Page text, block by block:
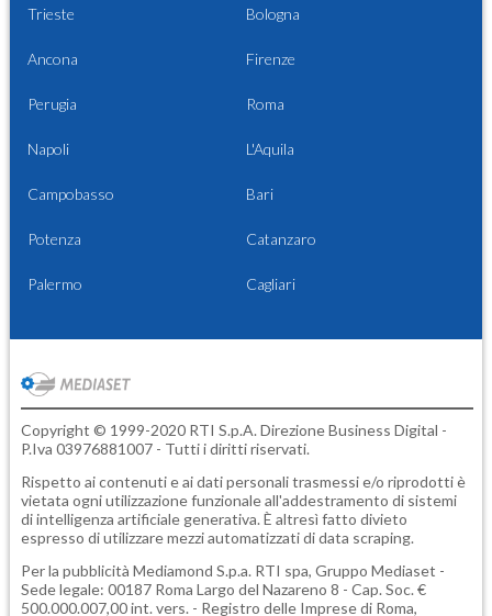
Trieste Bologna
Ancona Firenze
Perugia Roma
Napoli L'Aquila
Campobasso Bari
Potenza Catanzaro
Palermo Cagliari
Copyright © 1999-2020 RTI S.p.A. Direzione Business Digital -
P.Iva 03976881007 - Tutti i diritti riservati.
Rispetto ai contenuti e ai dati personali trasmessi e/o riprodotti è
vietata ogni utilizzazione funzionale all'addestramento di sistemi
di intelligenza artificiale generativa. È altresì fatto divieto
espresso di utilizzare mezzi automatizzati di data scraping.
Per la pubblicità Mediamond S.p.a. RTI spa, Gruppo Mediaset -
Sede legale: 00187 Roma Largo del Nazareno 8 - Cap. Soc. €
500.000.007,00 int. vers. - Registro delle Imprese di Roma,